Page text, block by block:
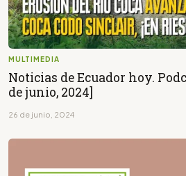
MULTIMEDIA
Noticias de Ecuador hoy.
de junio, 2024]
26 de junio, 2024